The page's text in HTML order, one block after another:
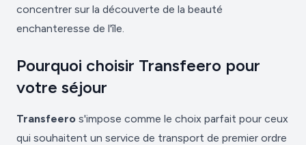
concentrer sur la découverte de la beauté
enchanteresse de l'île.
Pourquoi choisir Transfeero pour
votre séjour
Transfeero s'impose comme le choix parfait pour ceux
qui souhaitent un service de transport de premier ordre